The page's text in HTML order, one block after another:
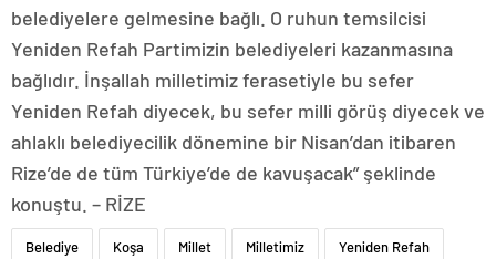
belediyelere gelmesine bağlı. O ruhun temsilcisi
Yeniden Refah Partimizin belediyeleri kazanmasına
bağlıdır. İnşallah milletimiz ferasetiyle bu sefer
Yeniden Refah diyecek, bu sefer milli görüş diyecek ve
ahlaklı belediyecilik dönemine bir Nisan’dan itibaren
Rize’de de tüm Türkiye’de de kavuşacak” şeklinde
konuştu. – RİZE
Belediye Koşa Millet Milletimiz Yeniden Refah